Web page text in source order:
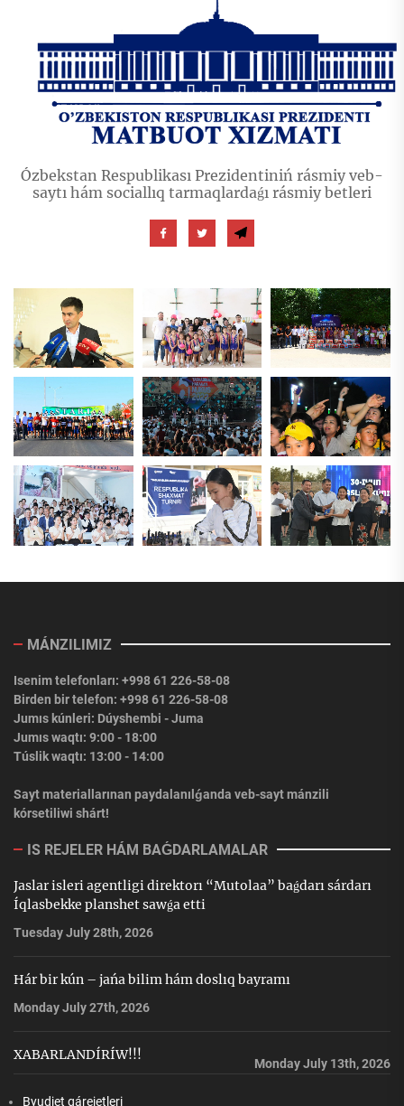
Ózbekstan Respublikası Prezidentiniń rásmiy veb-
saytı hám sociallıq tarmaqlardaǵı rásmiy betleri
MÁNZILIMIZ
Isenim telefonları: +998 61 226-58-08
Birden bir telefon: +998 61 226-58-08
Jumıs kúnleri: Dúyshembi - Juma
Jumıs waqtı: 9:00 - 18:00
Túslik waqtı: 13:00 - 14:00
Sayt materiallarınan paydalanılǵanda veb-sayt mánzili
kórsetiliwi shárt!
IS REJELER HÁM BAǴDARLAMALAR
Jaslar isleri agentligi direktorı “Mutolaa” baǵdarı sárdarı
Íqlasbekke planshet sawǵa etti
Tuesday July 28th, 2026
Hár bir kún – jańa bilim hám doslıq bayramı
Monday July 27th, 2026
XABARLANDÍRÍW!!!
Monday July 13th, 2026
Byudjet qárejetleri